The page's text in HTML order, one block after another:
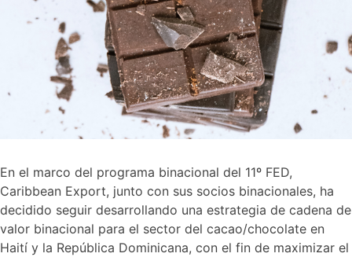
En el marco del programa binacional del 11º FED,
Caribbean Export, junto con sus socios binacionales, ha
decidido seguir desarrollando una estrategia de cadena de
valor binacional para el sector del cacao/chocolate en
Haití y la República Dominicana, con el fin de maximizar el